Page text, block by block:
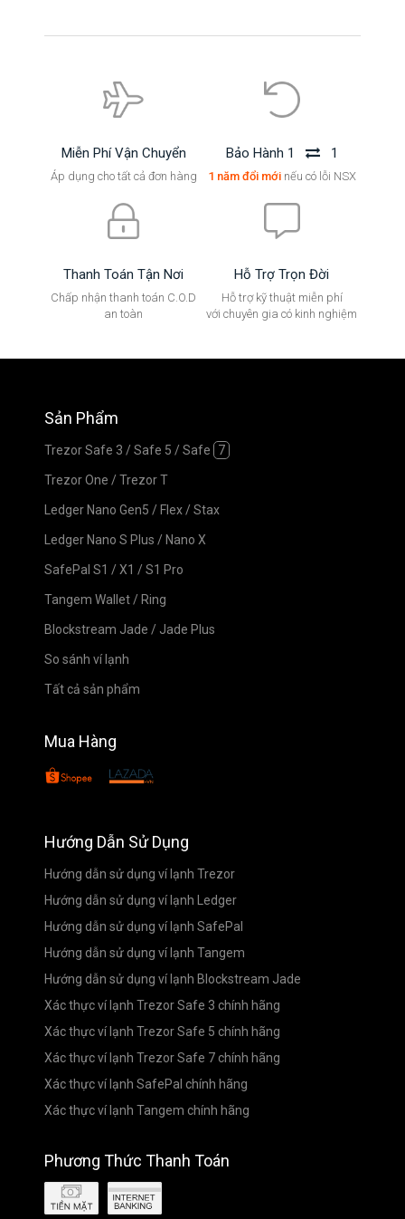
Miễn Phí Vận Chuyển
Áp dụng cho tất cả đơn hàng
Bảo Hành 1 1
1 năm đổi mớinếu có lỗi NSX
Thanh Toán Tận Nơi
Chấp nhận thanh toán C.O.D
an toàn
Hỗ Trợ Trọn Đời
Hỗ trợ kỹ thuật miễn phí
với chuyên gia có kinh nghiệm
Sản Phẩm
Trezor Safe 3 /Safe 5 /Safe 7
Trezor One /Trezor T
Ledger Nano Gen5 / Flex /Stax
Ledger Nano S Plus / Nano X
SafePal S1 /X1 /S1 Pro
Tangem Wallet / Ring
Blockstream Jade / Jade Plus
So sánh ví lạnh
Tất cả sản phẩm
Mua Hàng
Hướng Dẫn Sử Dụng
Hướng dẫn sử dụng ví lạnh Trezor
Hướng dẫn sử dụng ví lạnh Ledger
Hướng dẫn sử dụng ví lạnh SafePal
Hướng dẫn sử dụng ví lạnh Tangem
Hướng dẫn sử dụng ví lạnh Blockstream Jade
Xác thực ví lạnh Trezor Safe 3 chính hãng
Xác thực ví lạnh Trezor Safe 5 chính hãng
Xác thực ví lạnh Trezor Safe 7 chính hãng
Xác thực ví lạnh SafePal chính hãng
Xác thực ví lạnh Tangem chính hãng
Phương Thức Thanh Toán